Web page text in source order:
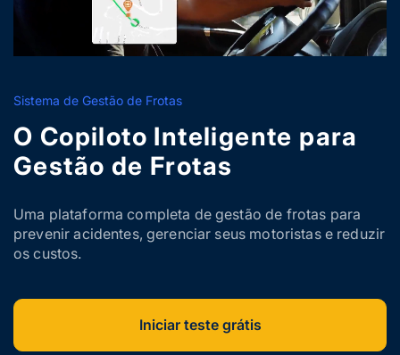
Sistema de Gestão de Frotas
O Copiloto Inteligente para
Gestão de Frotas
Uma plataforma completa de gestão de frotas para
prevenir acidentes, gerenciar seus motoristas e reduzir
os custos.
Iniciar teste grátis